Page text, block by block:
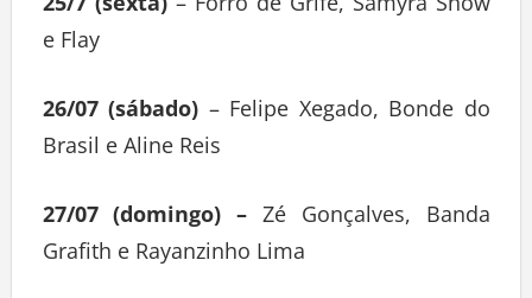
25/7 (sexta)– Forró de Grife, Samyra Show
e Flay
26/07 (sábado) – Felipe Xegado, Bonde do
Brasil e Aline Reis
27/07 (domingo) – Zé Gonçalves, Banda
Grafith e Rayanzinho Lima